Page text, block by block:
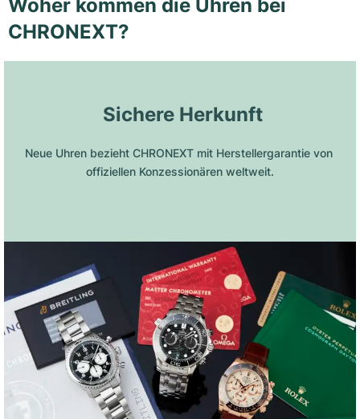
Woher kommen die Uhren bei
CHRONEXT?
Sichere Herkunft
Neue Uhren bezieht CHRONEXT mit Herstellergarantie von
offiziellen Konzessionären weltweit.